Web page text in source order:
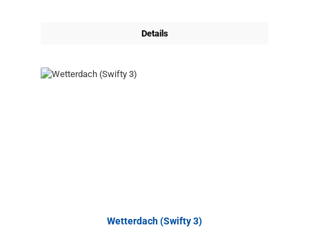
Details
Wetterdach (Swifty 3)